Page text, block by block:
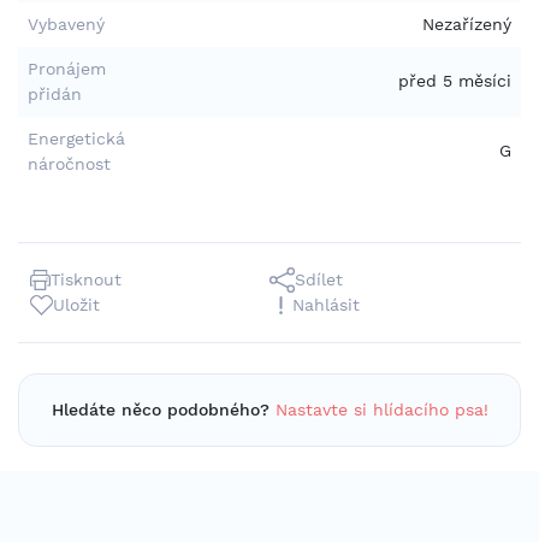
Tisknout
Sdílet
Uložit
Nahlásit
Hledáte něco podobného? Nastavte si hlídacího psa!
Vybavený Nezařízený
Pronájem
přidán
před 5 měsíci
Energetická
náročnost
G